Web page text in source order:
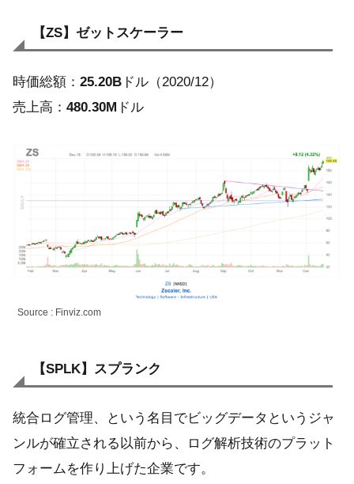
【ZS】ゼットスケーラー
時価総額： 25.20B ドル（2020/12）
売上高： 480.30M ドル
Source : Finviz.com
【SPLK】スプランク
統合ログ管理、という名目でビッグデータというジャ
ンルが確立される以前から、ログ解析技術のプラット
フォームを作り上げた企業です。